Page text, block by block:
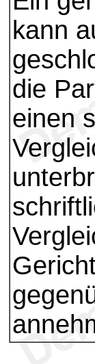
kann
die
einen